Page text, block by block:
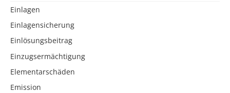
Einlagen
Einlagensicherung
Einlösungsbeitrag
Einzugsermächtigung
Elementarschäden
Emission